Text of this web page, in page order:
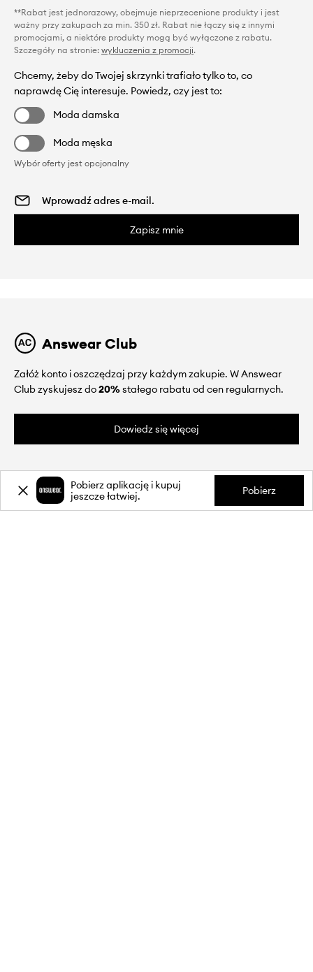
**Rabat jest jednorazowy, obejmuje nieprzecenione produkty i jest
ważny przy zakupach za min. 350 zł. Rabat nie łączy się z innymi
promocjami, a niektóre produkty mogą być wyłączone z rabatu.
Szczegóły na stronie: wykluczenia z promocji.
Chcemy, żeby do Twojej skrzynki trafiało tylko to, co
naprawdę Cię interesuje. Powiedz, czy jest to:
Moda damska
Moda męska
Wybór oferty jest opcjonalny
Zapisz mnie
Answear Club
Załóż konto i oszczędzaj przy każdym zakupie. W Answear
Club zyskujesz do20%stałego rabatu od cen regularnych.
Dowiedz się więcej
Pobierz aplikację i kupuj
jeszcze łatwiej.
Pobierz